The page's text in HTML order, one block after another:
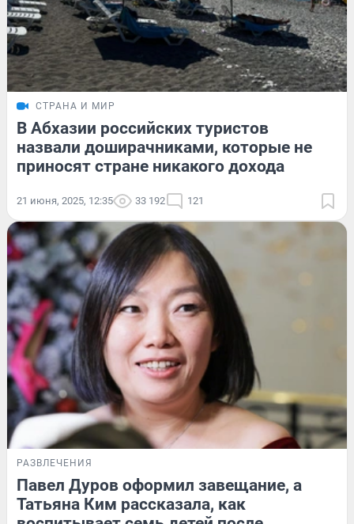
СТРАНА И МИР
В Абхазии российских туристов
назвали доширачниками, которые не
приносят стране никакого дохода
21 июня, 2025, 12:35 33 192 121
РАЗВЛЕЧЕНИЯ
Павел Дуров оформил завещание, а
Татьяна Ким рассказала, как